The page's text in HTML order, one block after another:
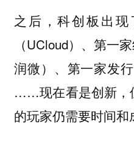
之后，科创板出
（UCloud）、第一
润微）、第一家发
……现在看是创新，
的玩家仍需要时间和